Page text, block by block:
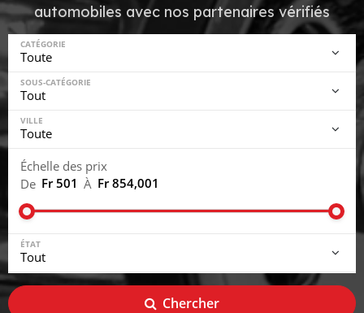
automobiles avec nos partenaires vérifiés
CATÉGORIE
SOUS-CATÉGORIE
VILLE
Échelle des prix
De Fr 501 À Fr 854,001
ÉTAT
Chercher